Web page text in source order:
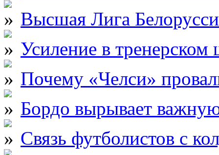
Высшая Лига
Усиление в
Почему «Челси»
Бордо вырывает
Связь футболистов с